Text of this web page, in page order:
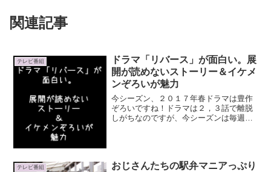
関連記事
テレビ番組
ドラマ「リバース」が面白い。展
開が読めないストーリー＆イケメ
ンぞろいが魅力
今シーズン、２０１７年春ドラマは豊作
ぞろいですね！ドラマは２，３話で離脱
しがちなのですが、今シーズンは毎週楽
テレビ番組
おじさんたちの駅弁マニアっぷり